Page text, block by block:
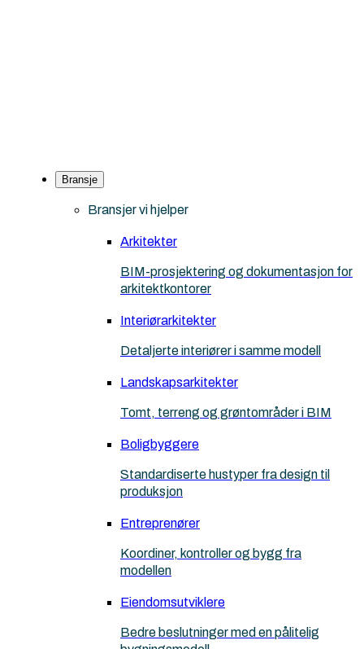
Bransje
Bransjer vi hjelper
Arkitekter
BIM-prosjektering og dokumentasjon for
arkitektkontorer
Interiørarkitekter
Detaljerte interiører i samme modell
Landskapsarkitekter
Tomt, terreng og grøntområder i BIM
Boligbyggere
Standardiserte hustyper fra design til
produksjon
Entreprenører
Koordiner, kontroller og bygg fra
modellen
Eiendomsutviklere
Bedre beslutninger med en pålitelig